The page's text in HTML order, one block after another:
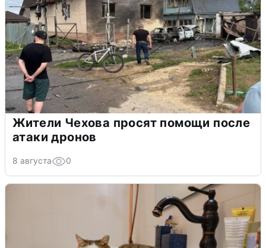
Жители Чехова просят помощи после
атаки дронов
8 августа 0